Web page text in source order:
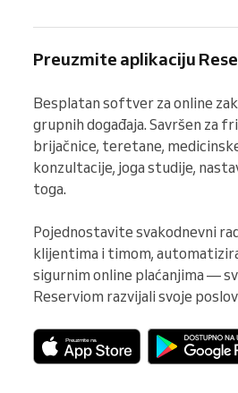
Preuzmite aplikaciju
Besplatan softver za online
grupnih događaja. Savršen za
brijačnice, teretane,
konzultacije, joga studije,
toga.
Pojednostavite svakodnevni
klijentima i timom,
sigurnim online plaćanjima —
Reserviom razvijali svoje